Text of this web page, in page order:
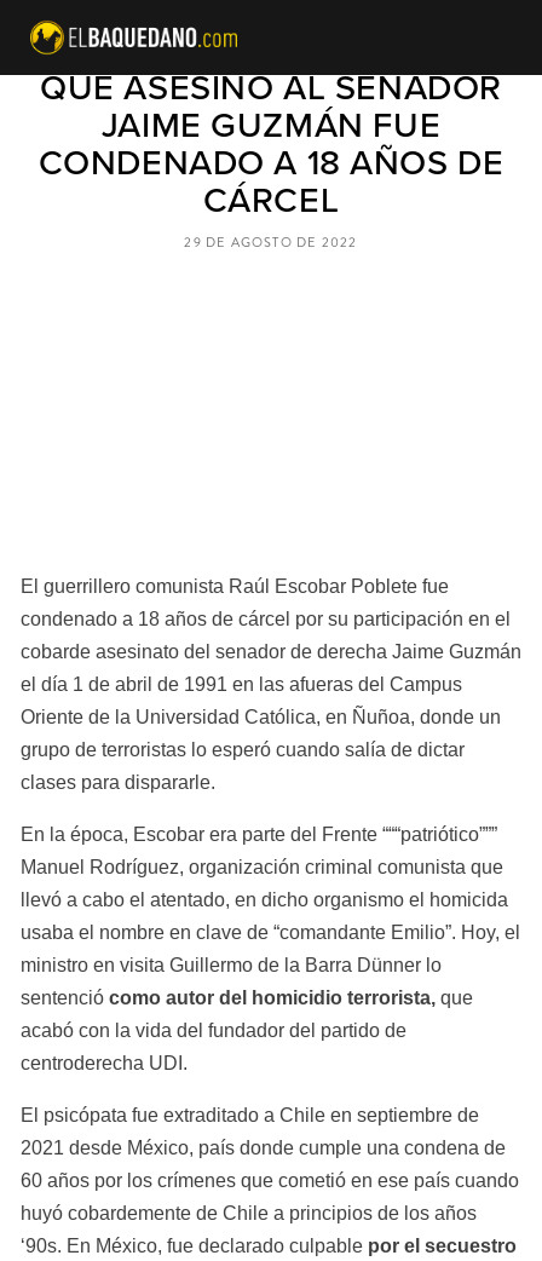
UNO DE LOS COMUNISTAS
QUE ASESINÓ AL SENADOR
JAIME GUZMÁN FUE
CONDENADO A 18 AÑOS DE
CÁRCEL
El guerrillero comunista Raúl Escobar Poblete fue
condenado a 18 años de cárcel por su participación en el
cobarde asesinato del senador de derecha Jaime Guzmán
el día 1 de abril de 1991 en las afueras del Campus
Oriente de la Universidad Católica, en Ñuñoa, donde un
grupo de terroristas lo esperó cuando salía de dictar
clases para dispararle.
En la época, Escobar era parte del Frente “““patriótico”””
Manuel Rodríguez, organización criminal comunista que
llevó a cabo el atentado, en dicho organismo el homicida
usaba el nombre en clave de “comandante Emilio”. Hoy, el
ministro en visita Guillermo de la Barra Dünner lo
sentenció como autor del homicidio terrorista, que
acabó con la vida del fundador del partido de
centroderecha UDI.
El psicópata fue extraditado a Chile en septiembre de
2021 desde México, país donde cumple una condena de
60 años por los crímenes que cometió en ese país cuando
huyó cobardemente de Chile a principios de los años
‘90s. En México, fue declarado culpable por el secuestro
29 DE AGOSTO DE 2022